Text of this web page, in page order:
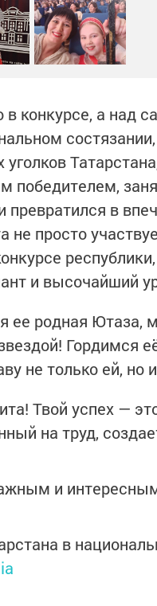
в конкурсе, а над
уголков
победителем,
превратился в
не просто
и высочайший
ее родная Ютаза,
Гордимся
не только ей,
Твой успех —
на труд,
и
в